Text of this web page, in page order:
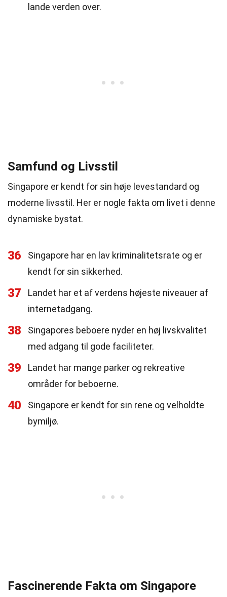
lande verden over.
Samfund og Livsstil
Singapore er kendt for sin høje levestandard og
moderne livsstil. Her er nogle fakta om livet i denne
dynamiske bystat.
36
Singapore har en lav kriminalitetsrate og er
kendt for sin sikkerhed.
37
Landet har et af verdens højeste niveauer af
internetadgang.
38
Singapores beboere nyder en høj livskvalitet
med adgang til gode faciliteter.
39
Landet har mange parker og rekreative
områder for beboerne.
40
Singapore er kendt for sin rene og velholdte
bymiljø.
Fascinerende Fakta om Singapore